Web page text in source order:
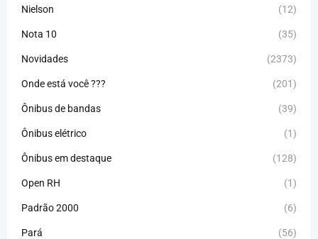
Nielson (12)
Nota 10 (35)
Novidades (2373)
Onde está você ??? (201)
Ônibus de bandas (39)
Ônibus elétrico (1)
Ônibus em destaque (128)
Open RH (1)
Padrão 2000 (6)
Pará (56)